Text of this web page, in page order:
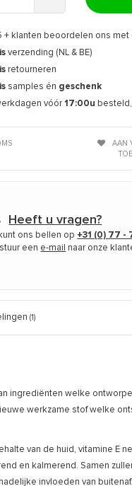
+ klanten beoordelen ons met
verzending (NL & BE)
retourneren
samples én geschenk
vóór17:00u
AAN
Heeft u vragen?
ons bellen op +31 (0) 77 -
een e-mail naar onze
(1)
ingrediënten welke
werkzame stof welke
van de huid, vitamine E
en kalmerend. Samen
invloeden van buitenaf.